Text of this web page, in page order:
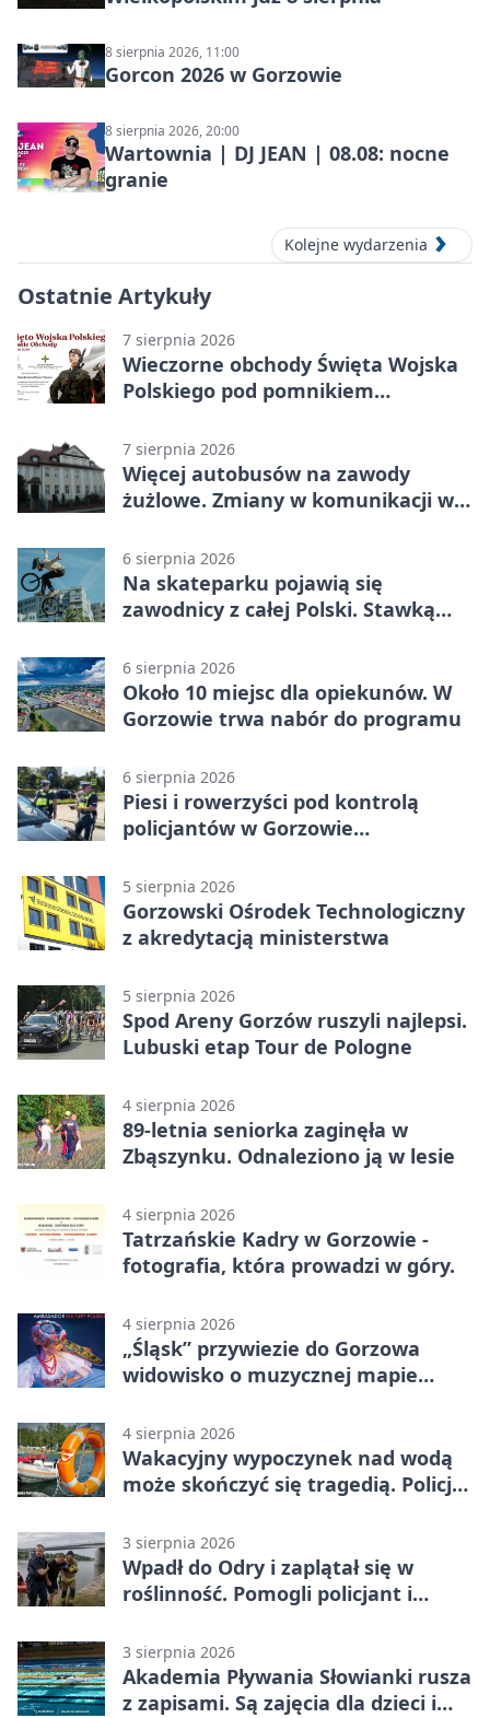
8 sierpnia 2026, 11:00
Gorcon 2026 w Gorzowie
8 sierpnia 2026, 20:00
Wartownia | DJ JEAN | 08.08: nocne
granie
Kolejne wydarzenia
Ostatnie Artykuły
7 sierpnia 2026
Wieczorne obchody Święta Wojska
Polskiego pod pomnikiem
7 sierpnia 2026
Więcej autobusów na zawody
żużlowe. Zmiany w komunikacji w
6 sierpnia 2026
Na skateparku pojawią się
zawodnicy z całej Polski. Stawką
6 sierpnia 2026
Około 10 miejsc dla opiekunów. W
Gorzowie trwa nabór do programu
6 sierpnia 2026
Piesi i rowerzyści pod kontrolą
policjantów w Gorzowie
5 sierpnia 2026
Gorzowski Ośrodek Technologiczny
z akredytacją ministerstwa
5 sierpnia 2026
Spod Areny Gorzów ruszyli najlepsi.
Lubuski etap Tour de Pologne
4 sierpnia 2026
89-letnia seniorka zaginęła w
Zbąszynku. Odnaleziono ją w lesie
4 sierpnia 2026
Tatrzańskie Kadry w Gorzowie -
fotografia, która prowadzi w góry.
4 sierpnia 2026
„Śląsk” przywiezie do Gorzowa
widowisko o muzycznej mapie
4 sierpnia 2026
Wakacyjny wypoczynek nad wodą
może skończyć się tragedią. Policja
3 sierpnia 2026
Wpadł do Odry i zaplątał się w
roślinność. Pomogli policjant i
3 sierpnia 2026
Akademia Pływania Słowianki rusza
z zapisami. Są zajęcia dla dzieci i